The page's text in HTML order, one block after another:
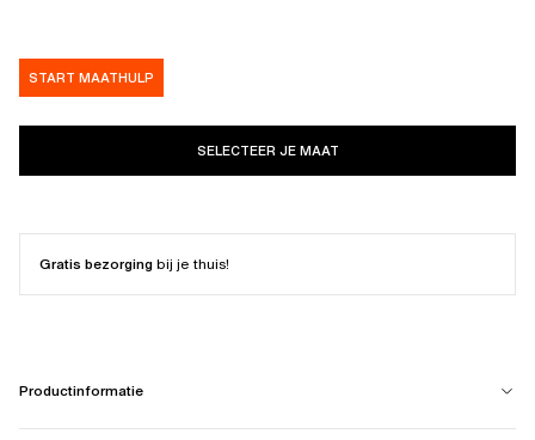
START MAATHULP
SELECTEER JE MAAT
Gratis bezorgingbij je thuis!
Productinformatie